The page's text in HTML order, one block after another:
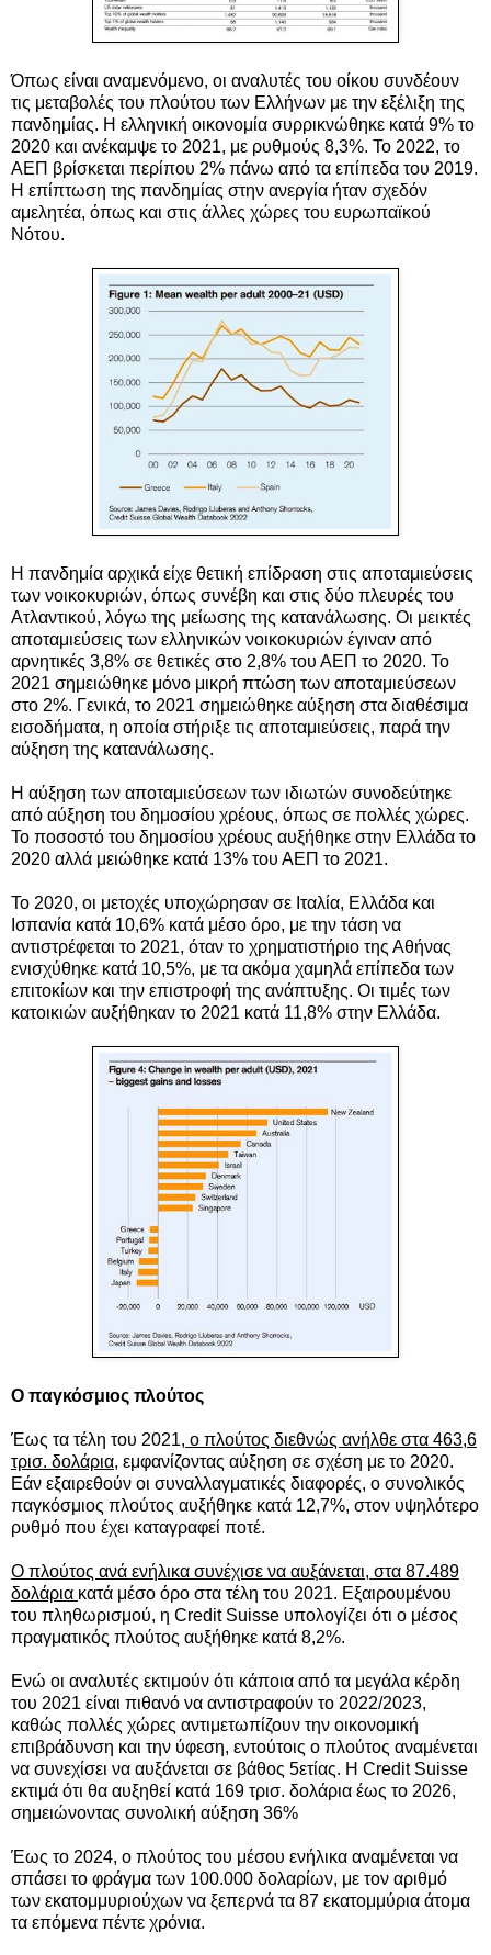
Όπως είναι αναμενόμενο, οι αναλυτές του οίκου συνδέουν
τις μεταβολές του πλούτου των Ελλήνων με την εξέλιξη της
πανδημίας. Η ελληνική οικονομία συρρικνώθηκε κατά 9% το
2020 και ανέκαμψε το 2021, με ρυθμούς 8,3%. Το 2022, το
ΑΕΠ βρίσκεται περίπου 2% πάνω από τα επίπεδα του 2019.
Η επίπτωση της πανδημίας στην ανεργία ήταν σχεδόν
αμελητέα, όπως και στις άλλες χώρες του ευρωπαϊκού
Νότου.
Η πανδημία αρχικά είχε θετική επίδραση στις αποταμιεύσεις
των νοικοκυριών, όπως συνέβη και στις δύο πλευρές του
Ατλαντικού, λόγω της μείωσης της κατανάλωσης. Οι μεικτές
αποταμιεύσεις των ελληνικών νοικοκυριών έγιναν από
αρνητικές 3,8% σε θετικές στο 2,8% του ΑΕΠ το 2020. Το
2021 σημειώθηκε μόνο μικρή πτώση των αποταμιεύσεων
στο 2%. Γενικά, το 2021 σημειώθηκε αύξηση στα διαθέσιμα
εισοδήματα, η οποία στήριξε τις αποταμιεύσεις, παρά την
αύξηση της κατανάλωσης.
Η αύξηση των αποταμιεύσεων των ιδιωτών συνοδεύτηκε
από αύξηση του δημοσίου χρέους, όπως σε πολλές χώρες.
Το ποσοστό του δημοσίου χρέους αυξήθηκε στην Ελλάδα το
2020 αλλά μειώθηκε κατά 13% του ΑΕΠ το 2021.
Το 2020, οι μετοχές υποχώρησαν σε Ιταλία, Ελλάδα και
Ισπανία κατά 10,6% κατά μέσο όρο, με την τάση να
αντιστρέφεται το 2021, όταν το χρηματιστήριο της Αθήνας
ενισχύθηκε κατά 10,5%, με τα ακόμα χαμηλά επίπεδα των
επιτοκίων και την επιστροφή της ανάπτυξης. Οι τιμές των
κατοικιών αυξήθηκαν το 2021 κατά 11,8% στην Ελλάδα.
Ο παγκόσμιος πλούτος
Έως τα τέλη του 2021, ο πλούτος διεθνώς ανήλθε στα 463,6
τρισ. δολάρια, εμφανίζοντας αύξηση σε σχέση με το 2020.
Εάν εξαιρεθούν οι συναλλαγματικές διαφορές, ο συνολικός
παγκόσμιος πλούτος αυξήθηκε κατά 12,7%, στον υψηλότερο
ρυθμό που έχει καταγραφεί ποτέ.
Ο πλούτος ανά ενήλικα συνέχισε να αυξάνεται, στα 87.489
δολάρια κατά μέσο όρο στα τέλη του 2021. Εξαιρουμένου
του πληθωρισμού, η Credit Suisse υπολογίζει ότι ο μέσος
πραγματικός πλούτος αυξήθηκε κατά 8,2%.
Ενώ οι αναλυτές εκτιμούν ότι κάποια από τα μεγάλα κέρδη
του 2021 είναι πιθανό να αντιστραφούν το 2022/2023,
καθώς πολλές χώρες αντιμετωπίζουν την οικονομική
επιβράδυνση και την ύφεση, εντούτοις ο πλούτος αναμένεται
να συνεχίσει να αυξάνεται σε βάθος 5ετίας. Η Credit Suisse
εκτιμά ότι θα αυξηθεί κατά 169 τρισ. δολάρια έως το 2026,
σημειώνοντας συνολική αύξηση 36%
Έως το 2024, ο πλούτος του μέσου ενήλικα αναμένεται να
σπάσει το φράγμα των 100.000 δολαρίων, με τον αριθμό
των εκατομμυριούχων να ξεπερνά τα 87 εκατομμύρια άτομα
τα επόμενα πέντε χρόνια.